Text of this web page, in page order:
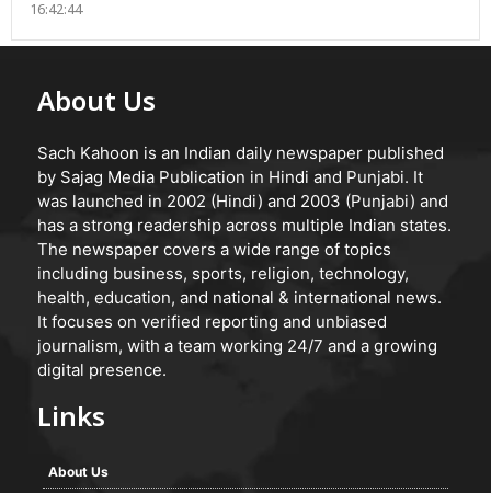
16:42:44
About Us
Sach Kahoon is an Indian daily newspaper published
by Sajag Media Publication in Hindi and Punjabi. It
was launched in 2002 (Hindi) and 2003 (Punjabi) and
has a strong readership across multiple Indian states.
The newspaper covers a wide range of topics
including business, sports, religion, technology,
health, education, and national & international news.
It focuses on verified reporting and unbiased
journalism, with a team working 24/7 and a growing
digital presence.
Links
About Us